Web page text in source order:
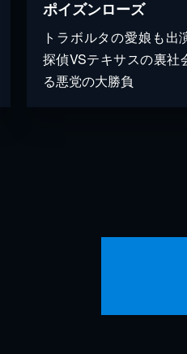
ポイズンローズ
トラボルタの愛娘も出
探偵VSテキサスの裏社
る悪党の大勝負